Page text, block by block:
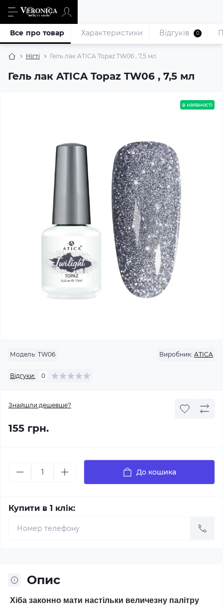
Нігті Гель лак ATICA Topaz TW06 , 7,5 мл
Гель лак ATICA Topaz TW06 , 7,5 мл
Все про товар Характеристики Відгуків 0
в наявності
Модель: TW06 Виробник: ATICA
Відгуки: 0
Знайшли дешевше?
155 грн.
До кошика
Купити в 1 клік:
Опис
Хіба законно мати настільки величезну палітру